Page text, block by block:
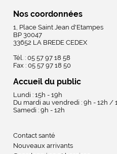
Nos coordonnées
1, Place Saint Jean d'Etampes
BP 30047
33652 LA BREDE CEDEX
Tél. : 05 57 97 18 58
Fax : 05 57 97 18 50
Accueil du public
Lundi : 15h - 19h
Du mardi au vendredi : 9h - 12h /
Samedi : 9h - 12h
Contact santé
Nouveaux arrivants